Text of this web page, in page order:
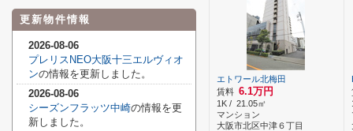
エトワール北梅田
賃料 6.1万円
1K / 21.05㎡
マンション
大阪市北区中津６丁目
更新物件情報
2026-08-06
プレリスNEO大阪十三エルヴィオ
ンの情報を更新しました。
2026-08-06
シーズンフラッツ中崎の情報を更
新しました。